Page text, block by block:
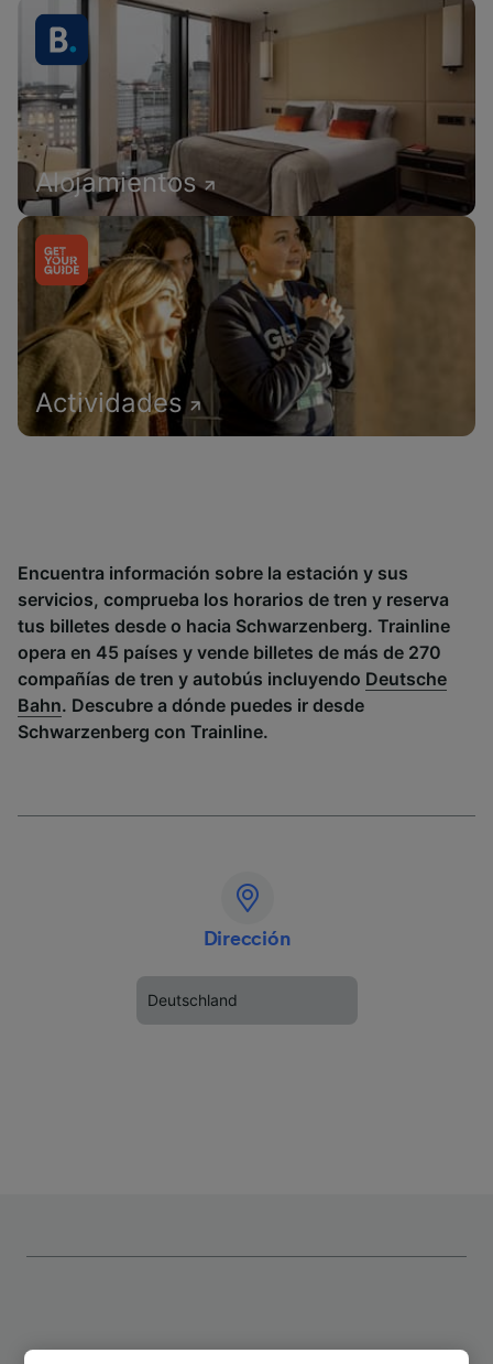
Alojamientos
Actividades
Encuentra información sobre la estación y sus
servicios, comprueba los horarios de tren y reserva
tus billetes desde o hacia Schwarzenberg. Trainline
opera en 45 países y vende billetes de más de 270
compañías de tren y autobús incluyendo Deutsche
Bahn. Descubre a dónde puedes ir desde
Schwarzenberg con Trainline.
Dirección
Deutschland